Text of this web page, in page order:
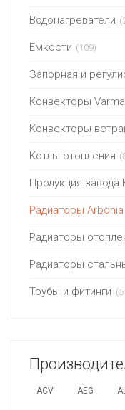
Водонагреватели
Емкости (109)
Запорная и
Конвекторы
Конвекторы
Котлы отопления
Продукция завода
Радиаторы Arbonia
Радиаторы
Радиаторы
Трубы и фитинги
ACV AEG